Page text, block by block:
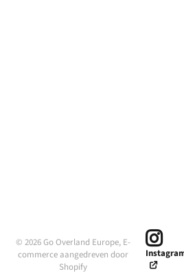
© 2026Go Overland Europe, E-
commerce aangedreven door
Shopify